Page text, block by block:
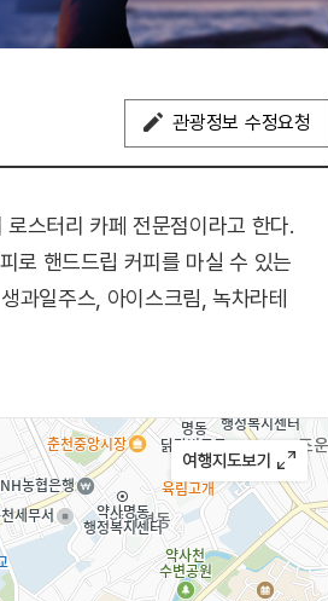
관광정보 수정요청
스터리 카페 전문점이라고 한다.
로 핸드드립 커피를 마실 수 있는
과일주스, 아이스크림, 녹차라테